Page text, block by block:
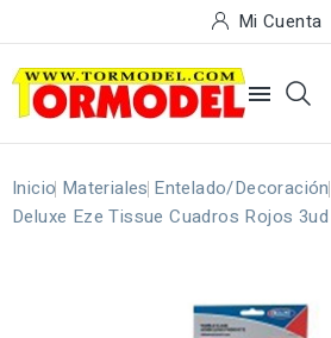
Mi Cuenta

Inicio Materiales Entelado/Decoración
Deluxe Eze Tissue Cuadros Rojos 3ud